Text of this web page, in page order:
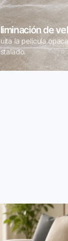
de
la película